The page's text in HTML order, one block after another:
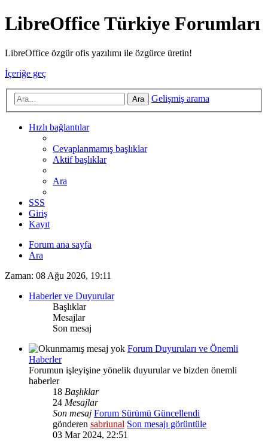
LibreOffice Türkiye Forumları
LibreOffice özgür ofis yazılımı ile özgürce üretin!
İçeriğe geç
Ara Gelişmiş arama
Hızlı bağlantılar
Cevaplanmamış başlıklar
Aktif başlıklar
Ara
SSS
Giriş
Kayıt
Forum ana sayfa
Ara
Zaman: 08 Ağu 2026, 19:11
Haberler ve Duyurular
Başlıklar
Mesajlar
Son mesaj
Forum Duyuruları ve Önemli
Haberler
Forumun işleyişine yönelik duyurular ve bizden önemli
haberler
18 Başlıklar
24 Mesajlar
Son mesaj Forum Sürümü Güncellendi
gönderen sabriunal Son mesajı görüntüle
03 Mar 2024, 22:51